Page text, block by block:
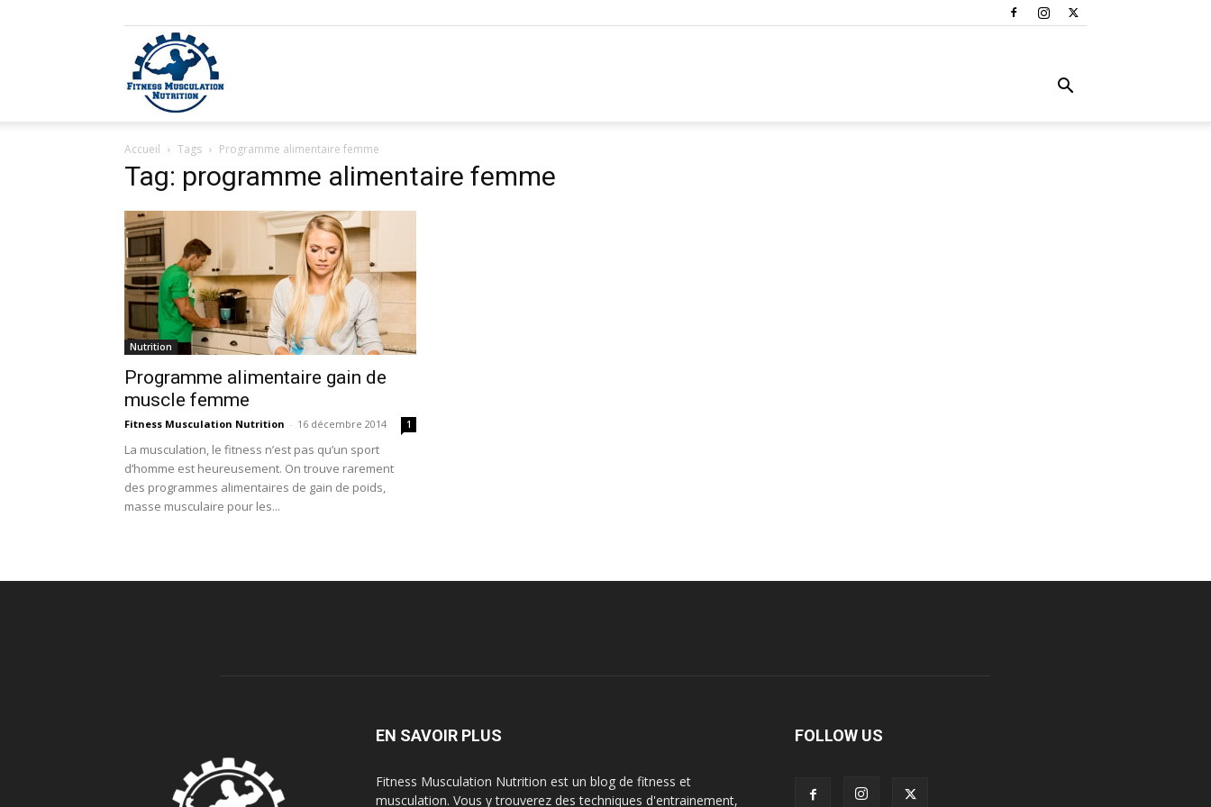
Musculation
Nutrition
Accueil Tags Programme alimentaire femme
Tag: programme alimentaire femme
Nutrition
Programme alimentaire gain de
muscle femme
Fitness Musculation Nutrition - 16 décembre 2014 1
La musculation, le fitness n’est pas qu’un sport
d’homme est heureusement. On trouve rarement
des programmes alimentaires de gain de poids,
masse musculaire pour les...
EN SAVOIR PLUS
Fitness Musculation Nutrition est un blog de fitness et
musculation. Vous y trouverez des techniques d'entrainement,
FOLLOW US